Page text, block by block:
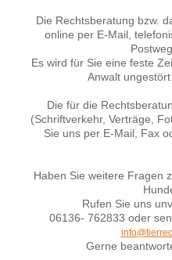
Die Rechtsberatung bzw.
online per E-Mail,
Es wird für Sie eine feste
Anwalt
Die für die
(Schriftverkehr, Verträge,
Sie uns per E-Mail, Fax
Haben Sie weitere Fragen
Rufen Sie uns
06136- 762833 oder
Gerne